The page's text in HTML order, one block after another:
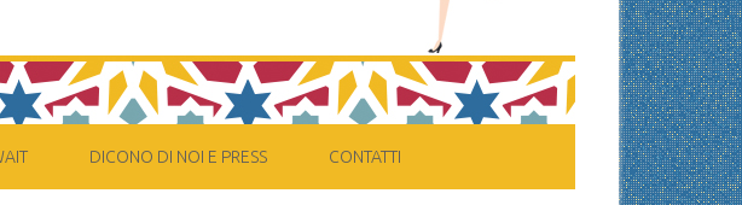
DICONO DI NOI E PRESS CONTATTI